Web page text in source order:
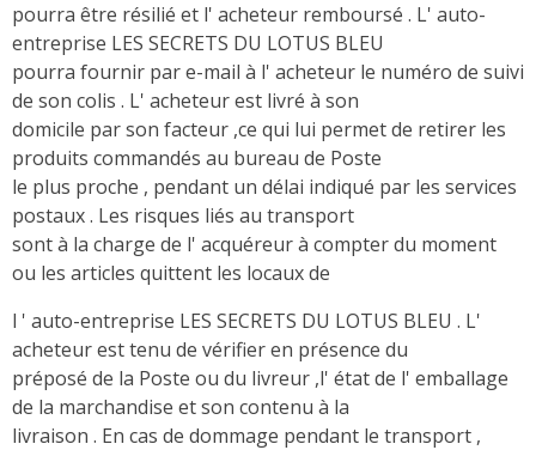
pourra être résilié et l' acheteur remboursé . L' auto-
entreprise LES SECRETS DU LOTUS BLEU
pourra fournir par e-mail à l' acheteur le numéro de suivi
de son colis . L' acheteur est livré à son
domicile par son facteur ,ce qui lui permet de retirer les
produits commandés au bureau de Poste
le plus proche , pendant un délai indiqué par les services
postaux . Les risques liés au transport
sont à la charge de l' acquéreur à compter du moment
ou les articles quittent les locaux de
l ' auto-entreprise LES SECRETS DU LOTUS BLEU . L'
acheteur est tenu de vérifier en présence du
préposé de la Poste ou du livreur ,l' état de l' emballage
de la marchandise et son contenu à la
livraison . En cas de dommage pendant le transport ,